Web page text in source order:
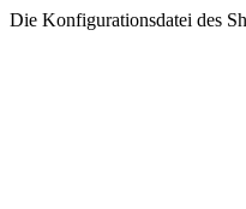
Die Konfigurationsdatei des